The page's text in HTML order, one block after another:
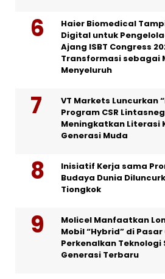
Haier Biomedical
Digital untuk
Ajang ISBT Congress
Transformasi sebagai
Menyeluruh
VT Markets Luncurkan
Program CSR
Meningkatkan Literasi
Generasi Muda
Inisiatif Kerja sama
Budaya Dunia
Tiongkok
Molicel Manfaatkan
Mobil “Hybrid” di
Perkenalkan Teknologi
Generasi Terbaru